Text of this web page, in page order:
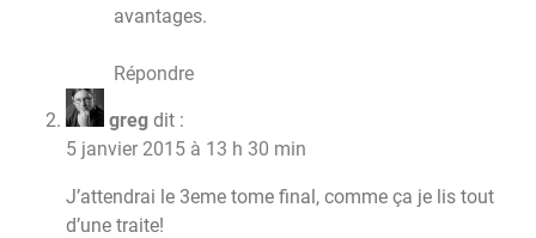
avantages.
Répondre
greg dit :
5 janvier 2015 à 13 h 30 min
J’attendrai le 3eme tome final, comme ça je lis tout
d’une traite!